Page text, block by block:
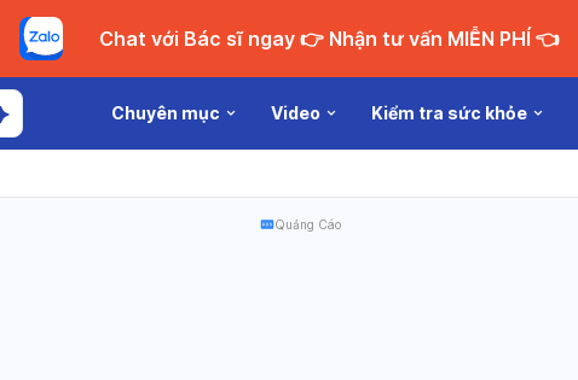
Chat với Bác sĩ ngay 👉 Nhận tư vấn MIỄN PHÍ 👈
Chuyên mục Video Kiểm tra sức khỏe
Quảng Cáo